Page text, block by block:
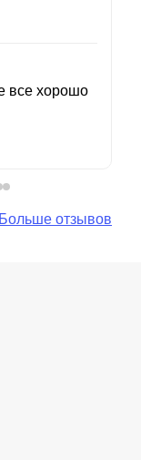
все хорошо
Больше отзывов